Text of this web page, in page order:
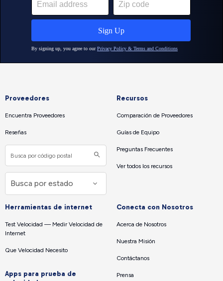
Proveedores
Encuentra Proveedores
Reseñas
Recursos
Comparación de Proveedores
Guías de Equipo
Preguntas Frecuentes
Ver todos los recursos
Herramientas de internet
Test Velocidad — Medir Velocidad de
Internet
Que Velocidad Necesito
Apps para prueba de
Conecta con Nosotros
Acerca de Nosotros
Nuestra Misión
Contáctanos
Prensa